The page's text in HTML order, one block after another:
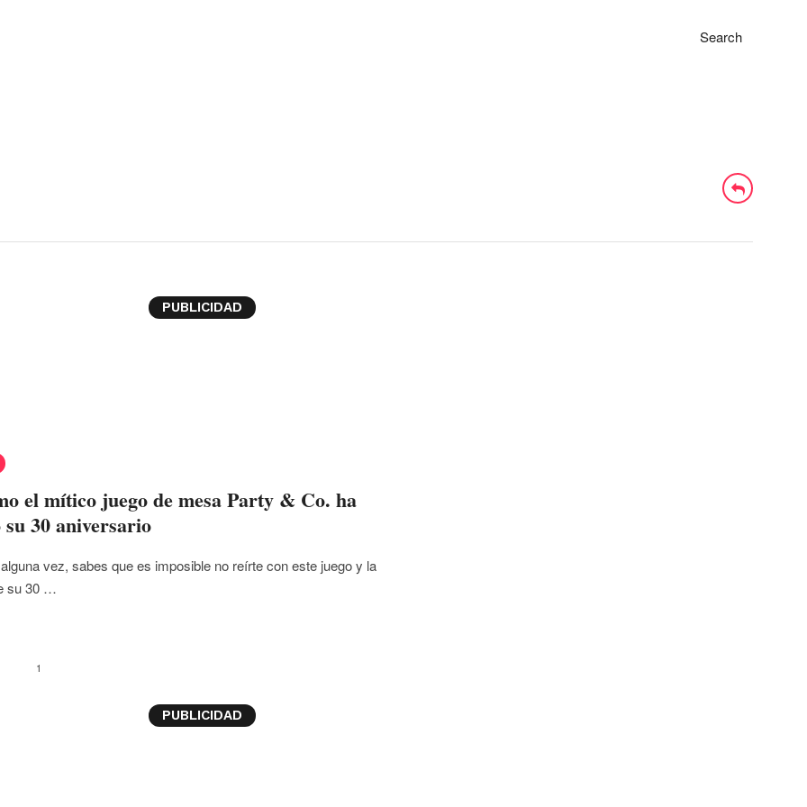
Search
PUBLICIDAD
el mítico juego de mesa Party & Co. ha
30 aniversario
vez, sabes que es imposible no reírte con este juego y la
su 30 …
1
PUBLICIDAD